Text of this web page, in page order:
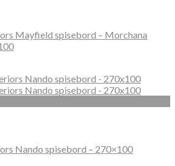
Mayfield spisebord – Morchana
Nando spisebord – 270×100